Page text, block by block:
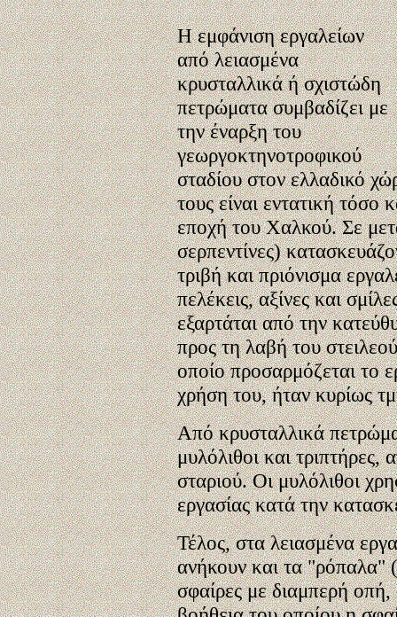
Η εμφάνιση εργαλείων
από λειασμένα
κρυσταλλικά ή σχιστώδη
πετρώματα συμβαδίζει με
την έναρξη του
γεωργοκτηνοτροφικού
σταδίου στον ελλαδικό
τους είναι εντατική
εποχή του Χαλκού. Σε
σερπεντίνες)
τριβή και πριόνισμα
πελέκεις, αξίνες και
εξαρτάται από την
προς τη λαβή του
οποίο προσαρμόζεται το
χρήση του, ήταν κυρίως
Από κρυσταλλικά
μυλόλιθοι και τριπτήρες,
σταριού. Οι μυλόλιθοι
εργασίας κατά την
Τέλος, στα λειασμένα
ανήκουν και τα "ρόπαλα"
σφαίρες με διαμπερή οπή,